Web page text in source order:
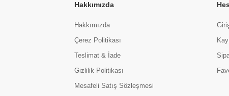
Hakkımızda
Hakkımızda
Çerez Politikası
Teslimat & İade
Gizlilik Politikası
Mesafeli Satış Sözleşmesi